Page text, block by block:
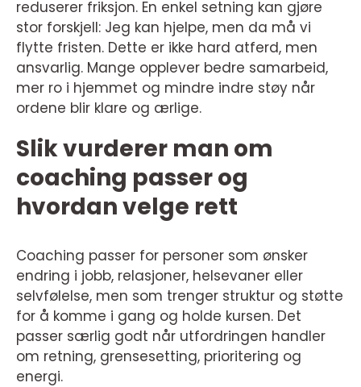
reduserer friksjon. En enkel setning kan gjøre
stor forskjell: Jeg kan hjelpe, men da må vi
flytte fristen. Dette er ikke hard atferd, men
ansvarlig. Mange opplever bedre samarbeid,
mer ro i hjemmet og mindre indre støy når
ordene blir klare og ærlige.
Slik vurderer man om
coaching passer og
hvordan velge rett
Coaching passer for personer som ønsker
endring i jobb, relasjoner, helsevaner eller
selvfølelse, men som trenger struktur og støtte
for å komme i gang og holde kursen. Det
passer særlig godt når utfordringen handler
om retning, grensesetting, prioritering og
energi.